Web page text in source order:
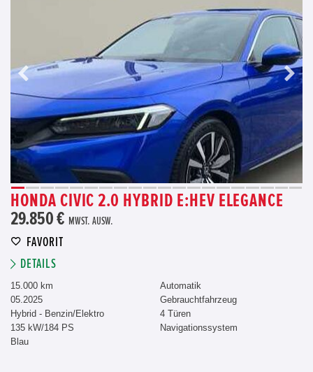
HONDA CIVIC 2.0 HYBRID E:HEV ELEGANCE
29.850 € MWST. AUSW.
FAVORIT
DETAILS
15.000 km
05.2025
Hybrid - Benzin/Elektro
135 kW/184 PS
Blau
Automatik
Gebrauchtfahrzeug
4 Türen
Navigationssystem